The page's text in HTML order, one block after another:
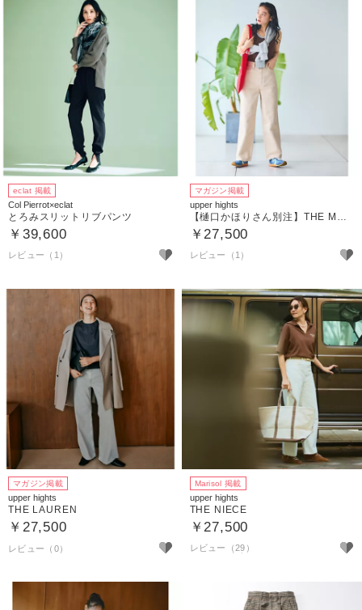
eclat 掲載
Col Pierrot×eclat
とろみスリットリブパンツ
￥39,600
レビュー（1）
マガジン掲載
upper hights
￥27,500
レビュー（1）
マガジン掲載
upper hights
THE LAUREN
￥27,500
Marisol 掲載
upper hights
THE NIECE
￥27,500
レビュー（29）